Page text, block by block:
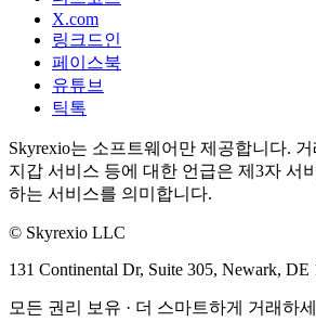
X.com
링크드인
페이스북
유튜브
틱톡
Skyrexio는 소프트웨어만 제공합니다.
지갑 서비스 등에 대한 언급은 제3자 서
하는 서비스를 의미합니다.
© Skyrexio LLC
131 Continental Dr, Suite 305, Newark, DE
모든 권리 보유 · 더 스마트하게 거래하